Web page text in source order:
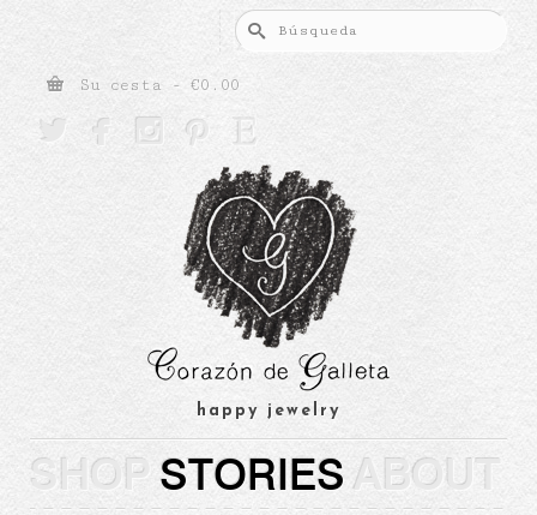
Buscar
por:
Su cesta - €0.00
    
happy jewelry
SHOP STORIES ABOUT